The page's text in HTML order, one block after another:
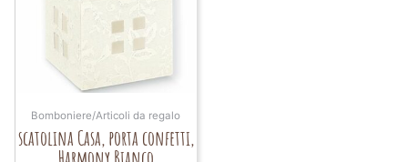
Bomboniere/Articoli da regalo
scatolina Casa, porta confetti,